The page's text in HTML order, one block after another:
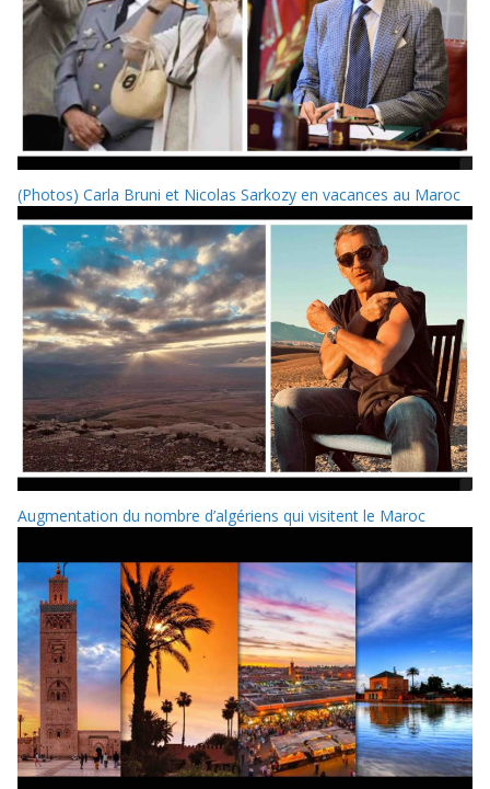
(Photos) Carla Bruni et Nicolas Sarkozy en vacances au Maroc
Augmentation du nombre d’algériens qui visitent le Maroc